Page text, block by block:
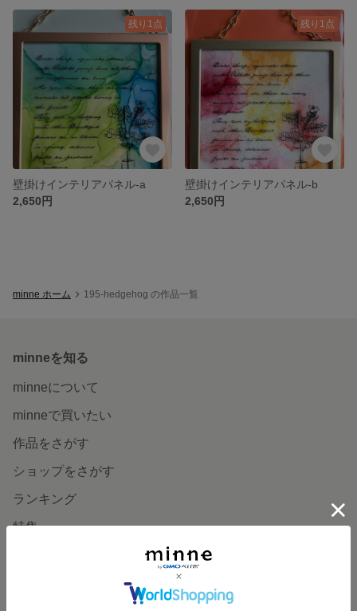
残り1点
壁掛けインテリアパネル-a
2,650円
残り1点
壁掛けインテリアパネル-b
2,650円
minne ホーム 195-hedgehog の作品一覧
minneを知る
minneについて
minneで買いたい
作品をさがす
ショップをさがす
ランキング
特集